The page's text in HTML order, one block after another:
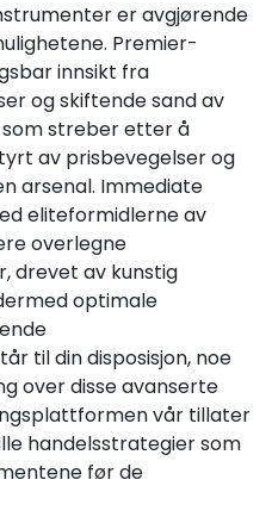
er avgjørende
Premier-
innsikt fra
og skiftende sand av
streber etter å
av prisbevegelser og
arsenal. Immediate
eliteformidlerne av
overlegne
drevet av kunstig
optimale
til din disposisjon, noe
over disse avanserte
vår tillater
handelsstrategier som
før de